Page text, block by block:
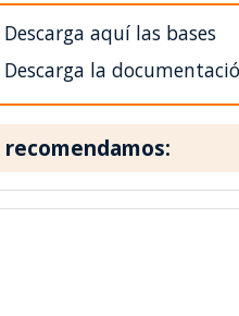
Descarga aquí las bases
Descarga la
recomendamos: